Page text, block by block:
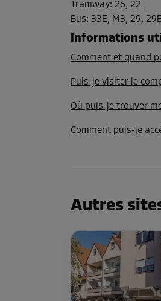
Compartiment 40
Surface: 2,1 m²
Volume: 4,2 m³
Long:1,9m Larg:
Compartiment 42
Surface: 3,7 m²
Long:1,9m Larg:
Volume: 8,4 m³
Compartiment 48
Surface: 1,9 m²
Volume: 3,9 m³
Tramway: 26, 22
Bus: 33E, M3, 29,
Informations
Comment et quand
Puis-je visiter le
Où puis-je trouver
Comment puis-je
Autres